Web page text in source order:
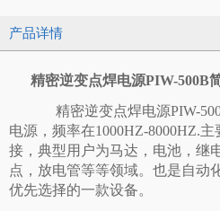
产品详情
精密逆变点焊电源PIW-500B
精密逆变点焊电源PIW-
电源，频率在1000HZ-8000HZ.
接，典型用户为马达，电池，继
点，放电管等等领域。也是自动
优先选择的一款设备。